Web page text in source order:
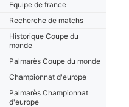
Equipe de france
Recherche de matchs
Historique Coupe du
monde
Palmarès Coupe du monde
Championnat d'europe
Palmarès Championnat
d'europe